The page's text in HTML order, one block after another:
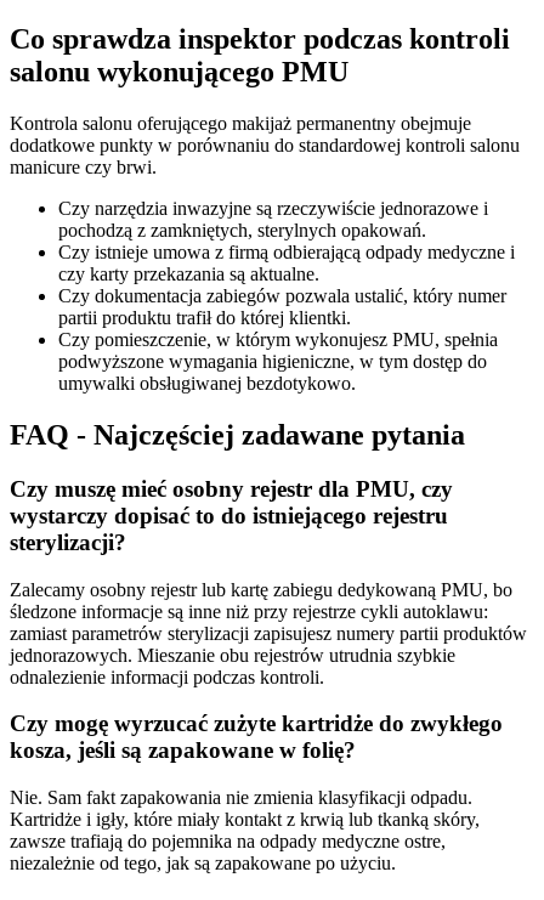
Co sprawdza inspektor podczas kontroli
salonu wykonującego PMU
Kontrola salonu oferującego makijaż permanentny obejmuje
dodatkowe punkty w porównaniu do standardowej kontroli salonu
manicure czy brwi.
Czy narzędzia inwazyjne są rzeczywiście jednorazowe i
pochodzą z zamkniętych, sterylnych opakowań.
Czy istnieje umowa z firmą odbierającą odpady medyczne i
czy karty przekazania są aktualne.
Czy dokumentacja zabiegów pozwala ustalić, który numer
partii produktu trafił do której klientki.
Czy pomieszczenie, w którym wykonujesz PMU, spełnia
podwyższone wymagania higieniczne, w tym dostęp do
umywalki obsługiwanej bezdotykowo.
FAQ - Najczęściej zadawane pytania
Czy muszę mieć osobny rejestr dla PMU, czy
wystarczy dopisać to do istniejącego rejestru
sterylizacji?
Zalecamy osobny rejestr lub kartę zabiegu dedykowaną PMU, bo
śledzone informacje są inne niż przy rejestrze cykli autoklawu:
zamiast parametrów sterylizacji zapisujesz numery partii produktów
jednorazowych. Mieszanie obu rejestrów utrudnia szybkie
odnalezienie informacji podczas kontroli.
Czy mogę wyrzucać zużyte kartridże do zwykłego
kosza, jeśli są zapakowane w folię?
Nie. Sam fakt zapakowania nie zmienia klasyfikacji odpadu.
Kartridże i igły, które miały kontakt z krwią lub tkanką skóry,
zawsze trafiają do pojemnika na odpady medyczne ostre,
niezależnie od tego, jak są zapakowane po użyciu.